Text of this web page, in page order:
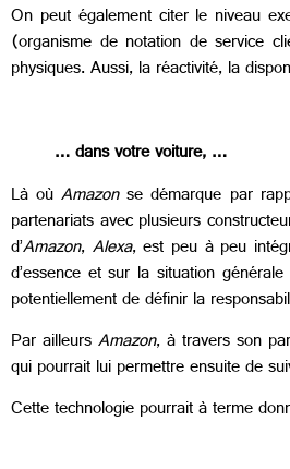
On peut également citer le niveau
(organisme de notation de service
physiques. Aussi, la réactivité, la
… dans votre voiture, …
Là oùAmazonse démarque par
partenariats avec plusieurs
d’Amazon, Alexa, est peu à peu
d’essence et sur la situation
potentiellement de définir la
Par ailleursAmazon, à travers son
qui pourrait lui permettre ensuite de
Cette technologie pourrait à terme